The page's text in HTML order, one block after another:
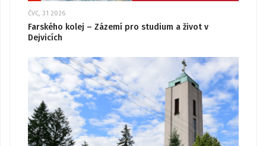
ČVC, 31 2026
Farského kolej – Zázemí pro studium a život v
Dejvicích